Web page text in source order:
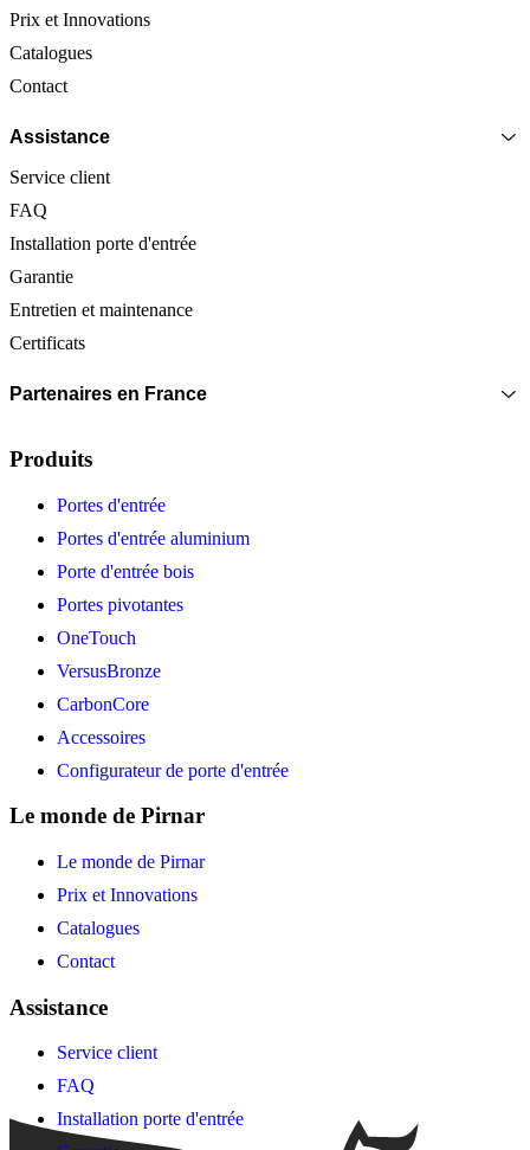
Prix et Innovations
Catalogues
Contact
Assistance
Service client
FAQ
Installation porte d'entrée
Garantie
Entretien et maintenance
Certificats
Partenaires en France
Produits
Portes d'entrée
Portes d'entrée aluminium
Porte d'entrée bois
Portes pivotantes
OneTouch
VersusBronze
CarbonCore
Accessoires
Configurateur de porte d'entrée
Le monde de Pirnar
Le monde de Pirnar
Prix et Innovations
Catalogues
Contact
Assistance
Service client
FAQ
Installation porte d'entrée